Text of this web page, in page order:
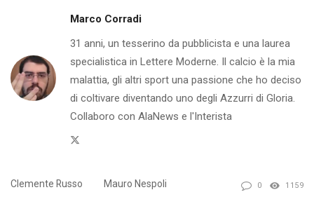
Marco Corradi
31 anni, un tesserino da pubblicista e una laurea
specialistica in Lettere Moderne. Il calcio è la mia
malattia, gli altri sport una passione che ho deciso
di coltivare diventando uno degli Azzurri di Gloria.
Collaboro con AlaNews e l'Interista
Clemente Russo
Mauro Nespoli
0 1159